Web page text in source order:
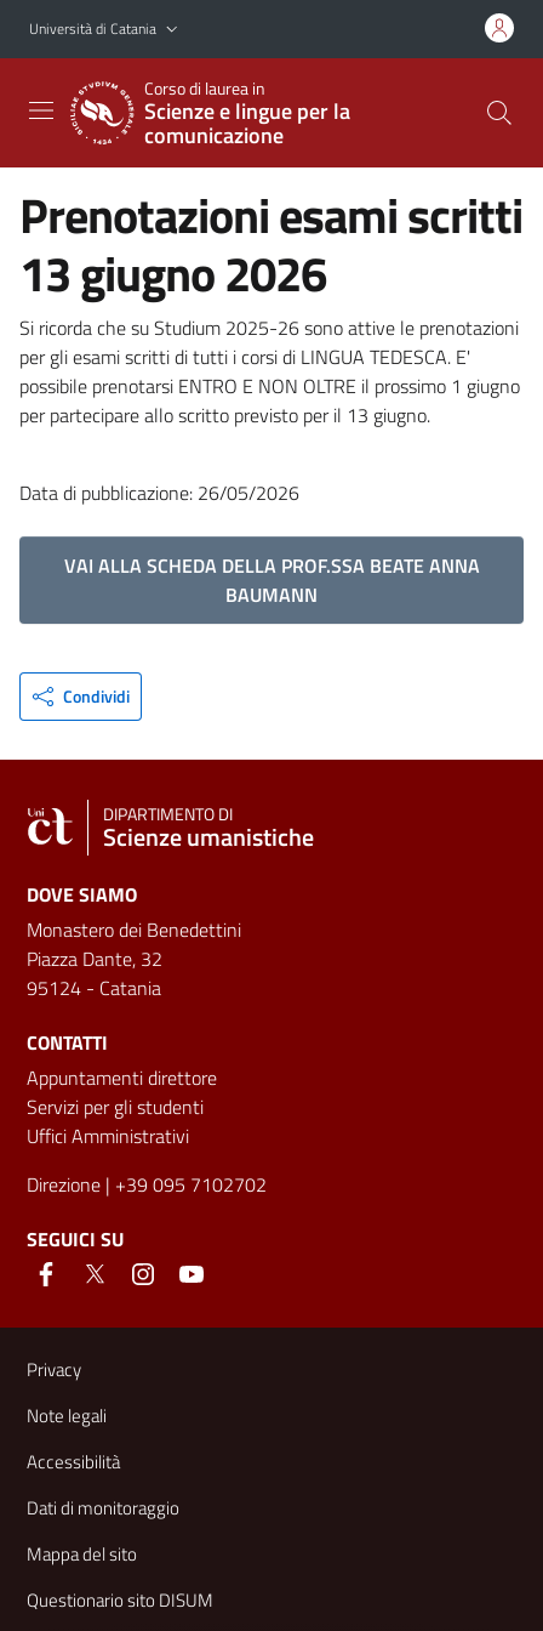
Vai al contenuto principale
Vai al menu di navigazione
Università di Catania
Corso di laurea in
Scienze e lingue per la
comunicazione
Prenotazioni esami scritti
13 giugno 2026
Si ricorda che su Studium 2025-26 sono attive le prenotazioni
per gli esami scritti di tutti i corsi di LINGUA TEDESCA. E'
possibile prenotarsi ENTRO E NON OLTRE il prossimo 1 giugno
per partecipare allo scritto previsto per il 13 giugno.
Data di pubblicazione: 26/05/2026
VAI ALLA SCHEDA DELLA PROF.SSA BEATE ANNA
BAUMANN
Condividi
DIPARTIMENTO DI
Scienze umanistiche
DOVE SIAMO
Monastero dei Benedettini
Piazza Dante, 32
95124 - Catania
CONTATTI
Appuntamenti direttore
Servizi per gli studenti
Uffici Amministrativi
Direzione | +39 095 7102702
SEGUICI SU
Link e informazioni utili
Privacy
Note legali
Accessibilità
Dati di monitoraggio
Mappa del sito
Questionario sito DISUM